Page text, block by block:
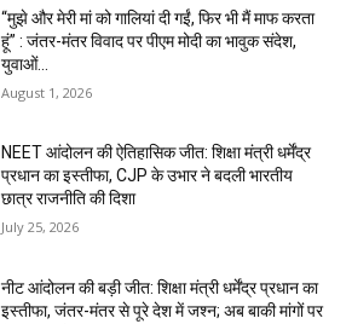
“मुझे और मेरी मां को गालियां दी गईं, फिर भी मैं माफ करता
हूं” : जंतर-मंतर विवाद पर पीएम मोदी का भावुक संदेश,
युवाओं...
August 1, 2026
NEET आंदोलन की ऐतिहासिक जीत: शिक्षा मंत्री धर्मेंद्र
प्रधान का इस्तीफा, CJP के उभार ने बदली भारतीय
छात्र राजनीति की दिशा
July 25, 2026
नीट आंदोलन की बड़ी जीत: शिक्षा मंत्री धर्मेंद्र प्रधान का
इस्तीफा, जंतर-मंतर से पूरे देश में जश्न; अब बाकी मांगों पर